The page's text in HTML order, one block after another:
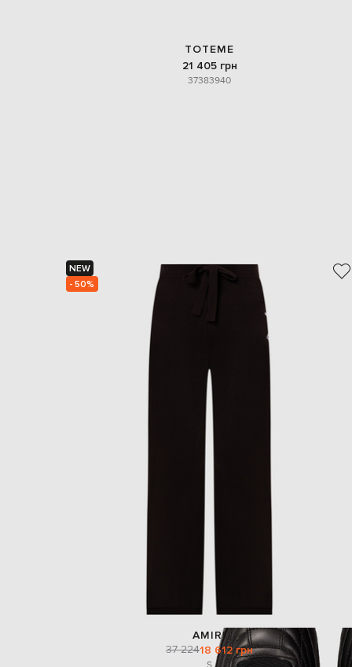
TOTEME
21 405 грн
37383940
NEW
- 50%
AMIRI
37 22418 612 грн